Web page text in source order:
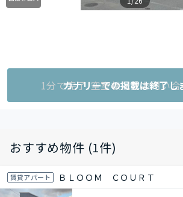
1分で完了!空室状況をお問い
カナリーでの掲載は終了し
おすすめ物件 (1件)
賃貸アパート ＢＬＯＯＭ ＣＯＵＲＴ